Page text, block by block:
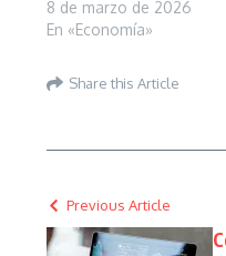
8 de marzo de 2026
En «Economía»
Share this Article
Previous Article